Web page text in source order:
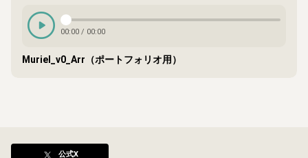
00:00 / 00:00
Muriel_v0_Arr（ポートフォリオ用）
公式X